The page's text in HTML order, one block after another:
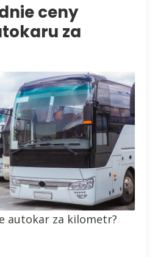
ceny
za
autokar za kilometr?